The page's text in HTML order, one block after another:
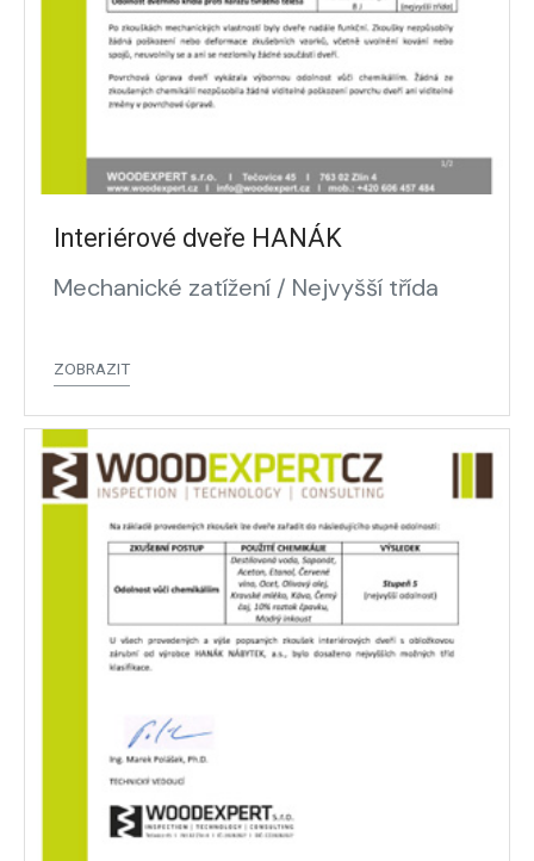
Interiérové dveře HANÁK
Mechanické zatížení / Nejvyšší třída
ZOBRAZIT